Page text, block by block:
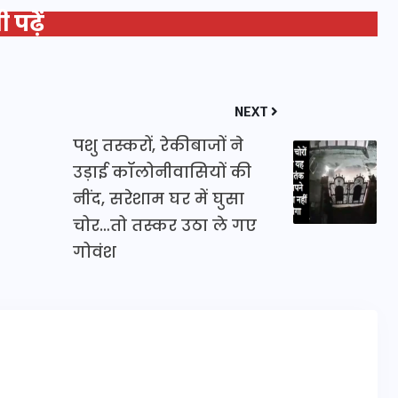
पढ़ें
NEXT
पशु तस्करों, रेकीबाजों ने
उड़ाई कॉलोनीवासियों की
नींद, सरेशाम घर में घुसा
चोर…तो तस्कर उठा ले गए
गोवंश